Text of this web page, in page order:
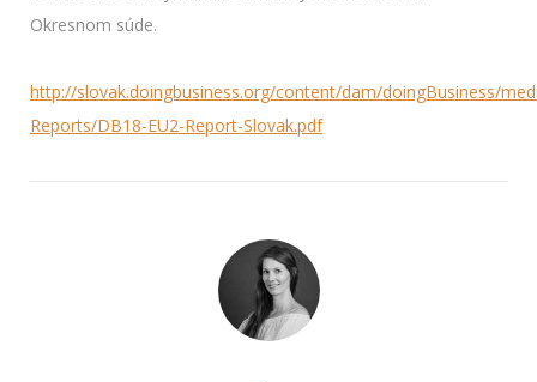
Okresnom súde.
http://slovak.doingbusiness.org/content/dam/doingBusiness/
Reports/DB18-EU2-Report-Slovak.pdf